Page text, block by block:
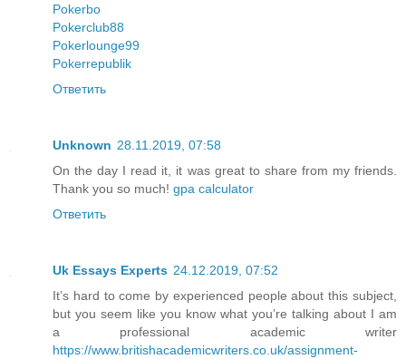
Pokerbo
Pokerclub88
Pokerlounge99
Pokerrepublik
Ответить
Unknown 28.11.2019, 07:58
On the day I read it, it was great to share from my friends.
Thank you so much! gpa calculator
Ответить
Uk Essays Experts 24.12.2019, 07:52
It’s hard to come by experienced people about this subject,
but you seem like you know what you’re talking about I am
a professional academic writer
https://www.britishacademicwriters.co.uk/assignment-